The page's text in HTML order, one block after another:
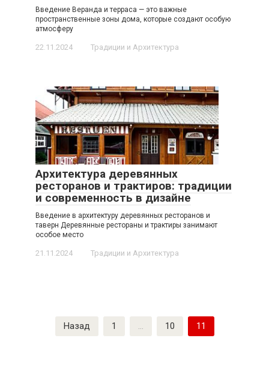
Введение Веранда и терраса — это важные
пространственные зоны дома, которые создают особую
атмосферу
22.11.2024 Традиции и Архитектура
Архитектура деревянных
ресторанов и трактиров: традиции
и современность в дизайне
Введение в архитектуру деревянных ресторанов и
таверн Деревянные рестораны и трактиры занимают
особое место
21.11.2024 Традиции и Архитектура
Назад 1 10 11